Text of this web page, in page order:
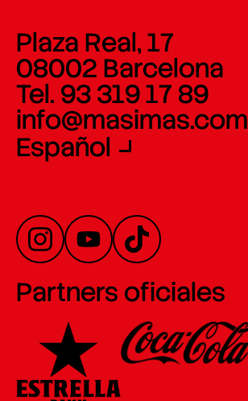
Plaza Real, 17
08002 Barcelona
Tel. 93 319 17 89
info@masimas.com
Español
Partners oficiales